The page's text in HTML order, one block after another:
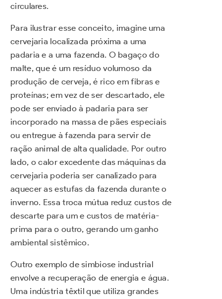
circulares.
Para ilustrar esse conceito, imagine uma
cervejaria localizada próxima a uma
padaria e a uma fazenda. O bagaço do
malte, que é um resíduo volumoso da
produção de cerveja, é rico em fibras e
proteínas; em vez de ser descartado, ele
pode ser enviado à padaria para ser
incorporado na massa de pães especiais
ou entregue à fazenda para servir de
ração animal de alta qualidade. Por outro
lado, o calor excedente das máquinas da
cervejaria poderia ser canalizado para
aquecer as estufas da fazenda durante o
inverno. Essa troca mútua reduz custos de
descarte para um e custos de matéria-
prima para o outro, gerando um ganho
ambiental sistêmico.
Outro exemplo de simbiose industrial
envolve a recuperação de energia e água.
Uma indústria têxtil que utiliza grandes